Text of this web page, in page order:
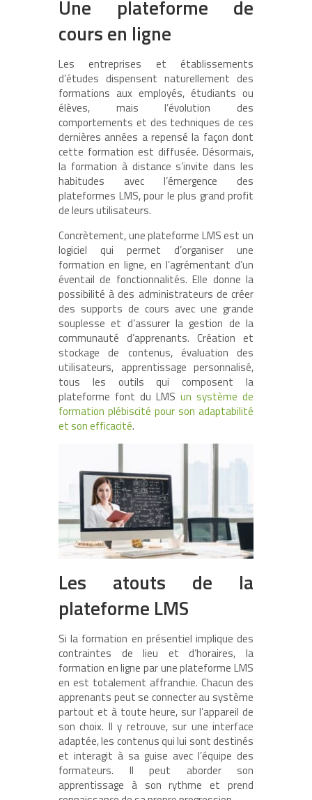
Une plateforme de
cours en ligne
Les entreprises et établissements
d’études dispensent naturellement des
formations aux employés, étudiants ou
élèves, mais l’évolution des
comportements et des techniques de ces
dernières années a repensé la façon dont
cette formation est diffusée. Désormais,
la formation à distance s’invite dans les
habitudes avec l’émergence des
plateformes LMS, pour le plus grand profit
de leurs utilisateurs.
Concrètement, une plateforme LMS est un
logiciel qui permet d’organiser une
formation en ligne, en l’agrémentant d’un
éventail de fonctionnalités. Elle donne la
possibilité à des administrateurs de créer
des supports de cours avec une grande
souplesse et d’assurer la gestion de la
communauté d’apprenants. Création et
stockage de contenus, évaluation des
utilisateurs, apprentissage personnalisé,
tous les outils qui composent la
plateforme font du LMS un système de
formation plébiscité pour son adaptabilité
et son efficacité.
Les atouts de la
plateforme LMS
Si la formation en présentiel implique des
contraintes de lieu et d’horaires, la
formation en ligne par une plateforme LMS
en est totalement affranchie. Chacun des
apprenants peut se connecter au système
partout et à toute heure, sur l’appareil de
son choix. Il y retrouve, sur une interface
adaptée, les contenus qui lui sont destinés
et interagit à sa guise avec l’équipe des
formateurs. Il peut aborder son
apprentissage à son rythme et prend